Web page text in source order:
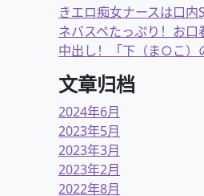
きエロ痴女ナースは口内
ネバスペたっぷり！お口
中出し！「下（ま○こ）
文章归档
2024年6月
2023年5月
2023年3月
2023年2月
2022年8月